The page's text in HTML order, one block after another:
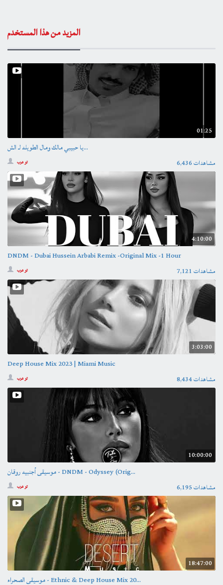
المزيد من هذا المستخدم
01:25
يا حبيبي مالك ومال الطويله لـ الش...
تو عرب 6,436 مشاهدات
4:10:00
DNDM - Dubai Hussein Arbabi Remix -Original Mix -1 Hour
تو عرب 7,121 مشاهدات
3:03:00
Deep House Mix 2023 | Miami Music
تو عرب 8,434 مشاهدات
10:00:00
موسيقى أجنبيه روقان - DNDM - Odyssey (Orig...
تو عرب 6,195 مشاهدات
18:47:00
موسيقى الصحراء - Ethnic & Deep House Mix 20...